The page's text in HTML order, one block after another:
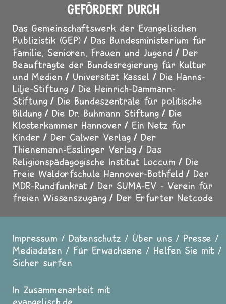
GEFÖRDERT DURCH
Das Gemeinschaftswerk der Evangelischen
Publizistik (GEP)
Das Bundesministerium für
Familie, Senioren, Frauen und Jugend
Der
Beauftragte der Bundesregierung für Kultur
und Medien
Universität Kassel
Die Hanns-
Lilje-Stiftung
Die Heinrich-Dammann-
Stiftung
Die Bundeszentrale für politische
Bildung
Die Dr. Buhmann Stiftung
Die
Klosterkammer Hannover
Ein Netz für
Kinder
Der Calwer Verlag
Der
Thienemann-Esslinger Verlag
Das
Religionspädagogische Institut Loccum
Die
Freie Waldorfschule Hannover-Bothfeld
Der
MDR-Rundfunkrat
Der SUMA-EV - Verein für
freien Wissenszugang
Der Erfurter Netcode
Fußzeile
Impressum Datenschutz Über uns
Presse
Mediadaten
Für Erwachsene
Helfen Sie mit
Sicher surfen
In Zusammenarbeit mit
evangelisch.de